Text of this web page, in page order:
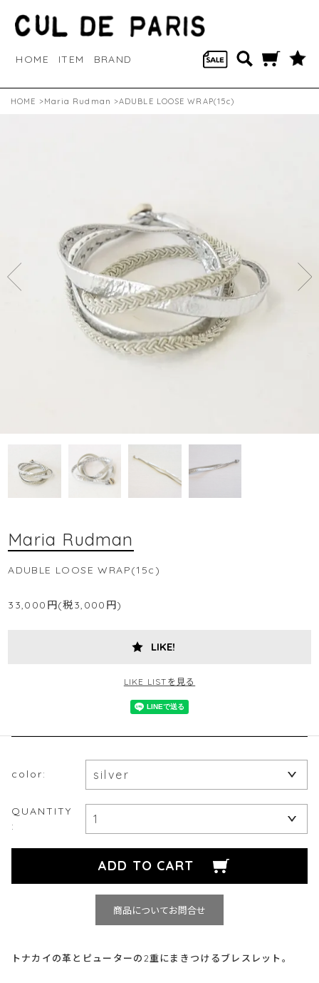
HOME ITEM BRAND
HOME >Maria Rudman >ADUBLE LOOSE WRAP(15c)
Maria Rudman
ADUBLE LOOSE WRAP(15c)
33,000円(税3,000円)
LIKE!
LIKE LISTを見る
color:
QUANTITY
:
商品についてお問合せ
トナカイの革とピューターの2重にまきつけるブレスレット。